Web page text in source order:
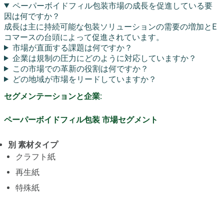
ペーパーボイドフィル包装市場の成長を促進している要
因は何ですか？
成長は主に持続可能な包装ソリューションの需要の増加とE
コマースの台頭によって促進されています。
市場が直面する課題は何ですか？
企業は規制の圧力にどのように対応していますか？
この市場での革新の役割は何ですか？
どの地域が市場をリードしていますか？
セグメンテーションと企業:
ペーパーボイドフィル包装 市場セグメント
別 素材タイプ
クラフト紙
再生紙
特殊紙